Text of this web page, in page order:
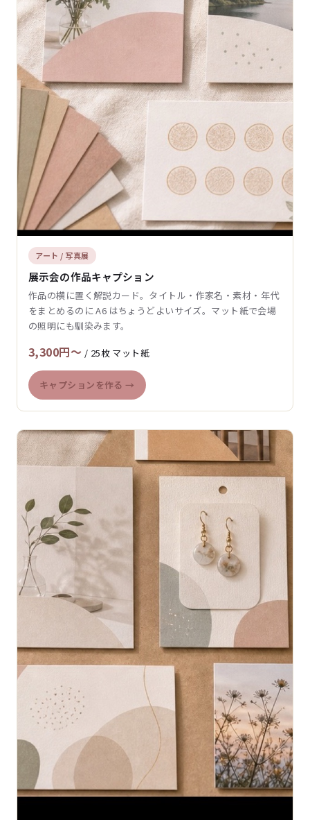
アート / 写真展
展示会の作品キャプション
作品の横に置く解説カード。タイトル・作家名・素材・年代
をまとめるのに A6 はちょうどよいサイズ。マット紙で会場
の照明にも馴染みます。
3,300円〜 / 25枚 マット紙
キャプションを作る →